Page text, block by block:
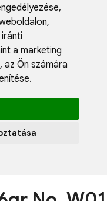
,
,
a marketing
, az Ön számára
.
Blog